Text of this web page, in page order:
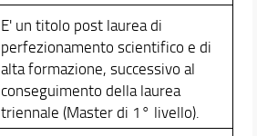
E' un titolo post laurea di
perfezionamento scientifico e di
alta formazione, successivo al
conseguimento della laurea
triennale (Master di 1° livello).